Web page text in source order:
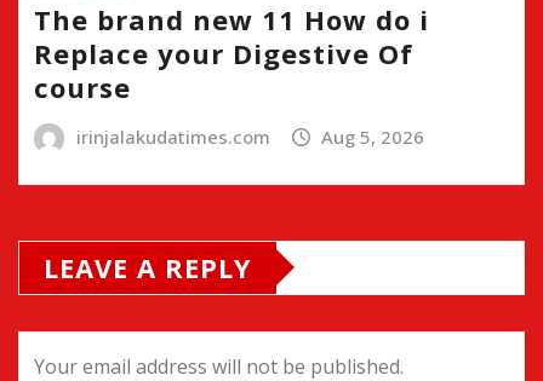
The brand new 11 How do i
Replace your Digestive Of
course
irinjalakudatimes.com Aug 5, 2026
LEAVE A REPLY
Your email address will not be published.